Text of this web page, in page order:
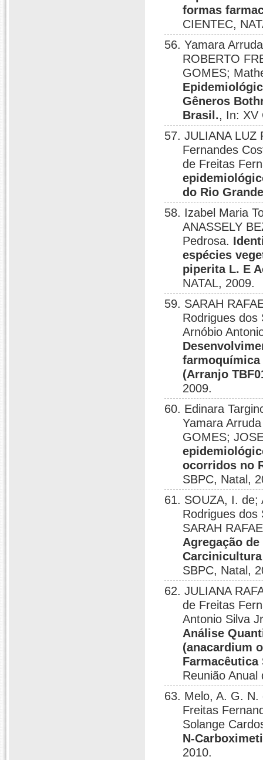
formas
CIENTEC,
56. Yamara
ROBERTO
GOMES;
Gêneros
Brasil., In: XV
57. JULIANA LUZ
Fernandes
de Freitas
do Rio
58. Izabel Maria
ANASSELY
Pedrosa.
espécies
piperita L. E
NATAL, 2009.
59. SARAH
Rodrigues dos
Arnóbio
farmoquímica
(Arranjo
2009.
60. Edinara
Yamara
GOMES;
ocorridos no
SBPC, Natal,
61. SOUZA, I. de;
Rodrigues dos
SARAH
Agregação
SBPC, Natal,
62. JULIANA
de Freitas
Antonio Silva
Análise
(anacardium
Reunião
63. Melo, A. G. N.
Freitas
Solange
N-
2010.